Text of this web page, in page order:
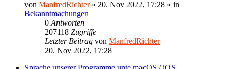
von ManfredRichter» 20. Nov 2022, 17:28 » in
Bekanntmachungen
0 Antworten
207118 Zugriffe
Letzter Beitrag von ManfredRichter
20. Nov 2022, 17:28